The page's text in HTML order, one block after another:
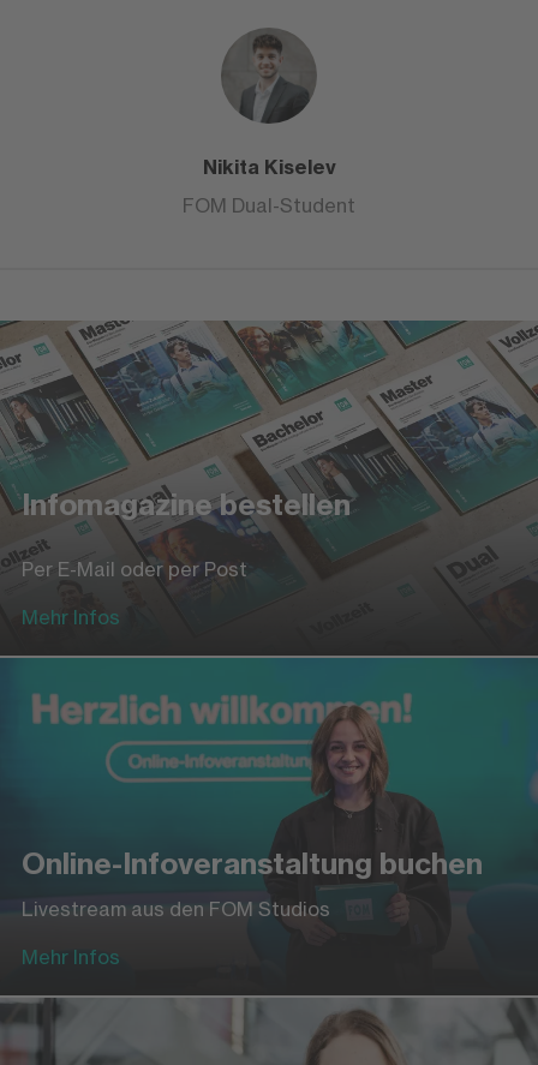
Nikita Kiselev
FOM Dual-Student
Infomagazine bestellen
Per E-Mail oder per Post
Mehr Infos
Online-Infoveranstaltung buchen
Livestream aus den FOM Studios
Mehr Infos